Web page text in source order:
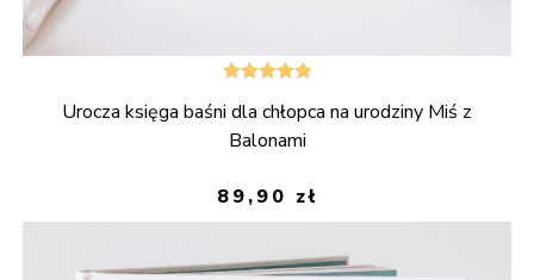
5.00na 5
Urocza księga baśni dla chłopca na urodziny Miś z
Balonami
89,90 zł